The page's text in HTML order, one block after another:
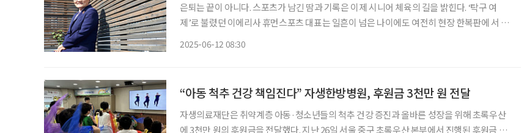
은퇴는 끝이 아니다. 스포츠가 남긴 땀과 기록은 이제 시니어 체육의 길을 밝힌다. ‘탁구 여
제’로 불렸던 이에리사 휴먼스포츠 대표는 일흔이 넘은 나이에도 여전히 현장 한복판에 서 있
2025-06-12 08:30
“아동 척추 건강 책임진다” 자생한방병원, 후원금 3천만 원 전달
자생의료재단은 취약계층 아동·청소년들의 척추 건강 증진과 올바른 성장을 위해 초록우산
에 3천만 원의 후원금을 전달했다. 지난 26일 서울 중구 초록우산 본부에서 진행된 후원금 전